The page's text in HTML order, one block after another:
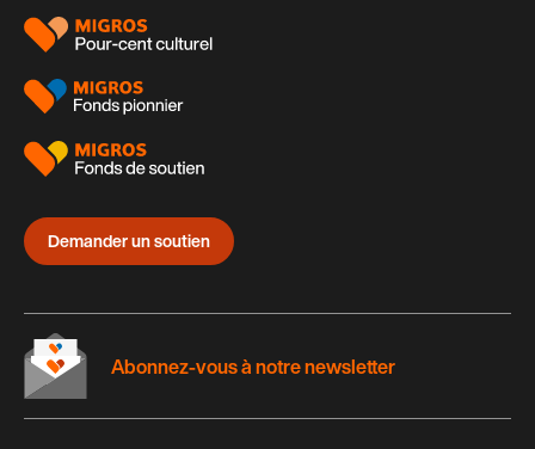
Demander un soutien
Abonnez-vous à notre newsletter